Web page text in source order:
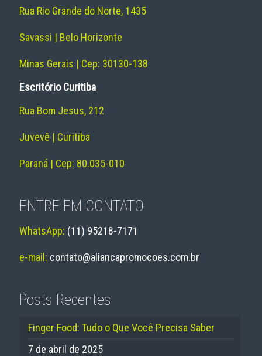
Rua Rio Grande do Norte, 1435
Savassi | Belo Horizonte
Minas Gerais | Cep: 30130-138
Escritório Curitiba
Rua Bom Jesus, 212
Juvevê | Curitiba
Paraná | Cep: 80.035-010
ENTRE EM CONTATO
WhatsApp: (11) 95218-7171
e-mail: contato@aliancapromocoes.com.br
Posts Recentes
Finger Food: Tudo o Que Você Precisa Saber
7 de abril de 2025